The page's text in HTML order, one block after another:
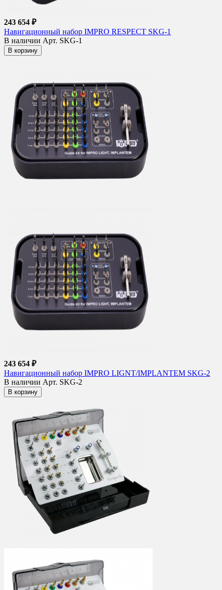
243 654 ₽
Навигационный набор IMPRO RESPECT SKG-1
В наличии Арт. SKG-1
В корзину
243 654 ₽
Навигационный набор IMPRO LIGNT/IMPLANTEM SKG-2
В наличии Арт. SKG-2
В корзину